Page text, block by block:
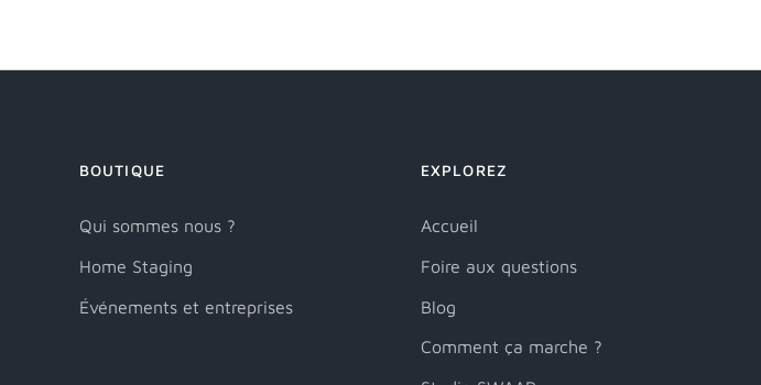
BOUTIQUE
Qui sommes nous ?
Home Staging
Événements et entreprises
EXPLOREZ
Accueil
Foire aux questions
Blog
Comment ça marche ?